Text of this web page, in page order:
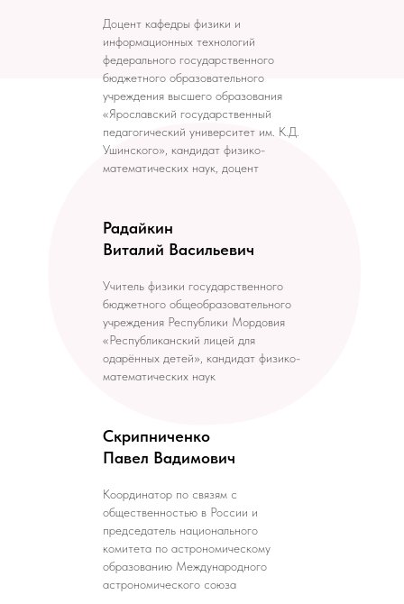
Доцент кафедры физики и
информационных технологий
федерального государственного
бюджетного образовательного
учреждения высшего образования
«Ярославский государственный
педагогический университет им. К.Д.
Ушинского», кандидат физико-
математических наук, доцент
Радайкин
Виталий Васильевич
Учитель физики государственного
бюджетного общеобразовательного
учреждения Республики Мордовия
«Республиканский лицей для
одарённых детей», кандидат физико-
математических наук
Скрипниченко
Павел Вадимович
Координатор по связям с
общественностью в России и
председатель национального
комитета по астрономическому
образованию Международного
астрономического союза